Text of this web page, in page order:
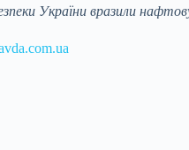
України вразили